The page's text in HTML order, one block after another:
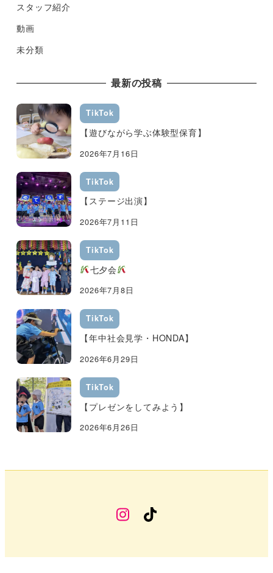
スタッフ紹介
動画
未分類
最新の投稿
TikTok
【遊びながら学ぶ体験型保育】
2026年7月16日
TikTok
【ステージ出演】
2026年7月11日
TikTok
七夕会
2026年7月8日
TikTok
【年中社会見学・HONDA】
2026年6月29日
TikTok
【プレゼンをしてみよう】
2026年6月26日
幼
Instagram
TikTok